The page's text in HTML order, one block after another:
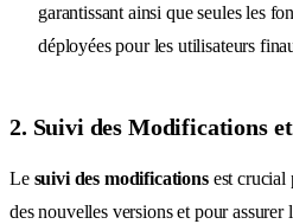
garantissant ainsi que seules les
déployées pour les utilisateurs
2. Suivi des Modifications
Le suivi des modificationsest crucial
des nouvelles versions et pour assurer